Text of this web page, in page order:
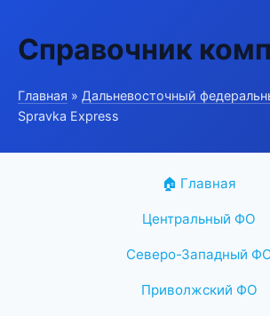
Справочник
Главная » Дальневосточный
Spravka Express
🏠 Главная
Центральный ФО
Северо-Западный
Приволжский ФО